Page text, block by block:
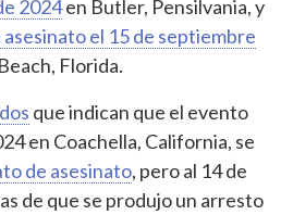
2024en Butler, Pensilvania, y
el 15 de septiembre
Florida.
que indican que el evento
en Coachella, California, se
de asesinato, pero al 14 de
de que se produjo un arresto